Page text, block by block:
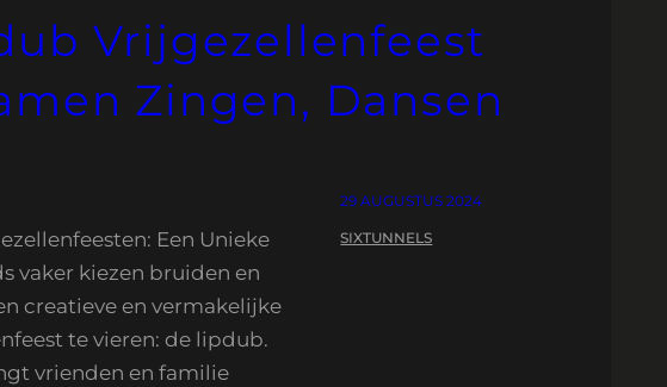
Vrijgezellenfeest
Zingen, Dansen
Een Unieke
vaker kiezen bruiden en
creatieve en vermakelijke
te vieren: de lipdub.
vrienden en familie
29 AUGUSTUS 2024
SIXTUNNELS